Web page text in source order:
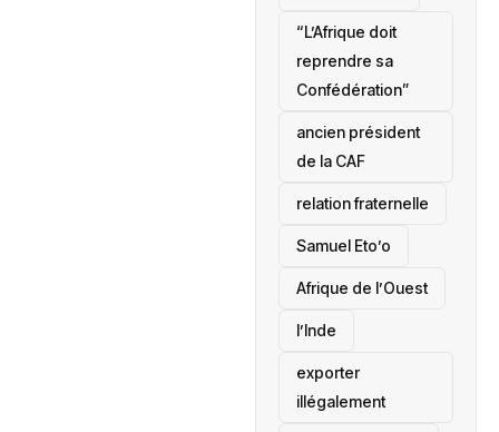
“L’Afrique doit
reprendre sa
Confédération”
ancien président
de la CAF
relation fraternelle
Samuel Eto’o
Afrique de l’Ouest
l’Inde
exporter
illégalement